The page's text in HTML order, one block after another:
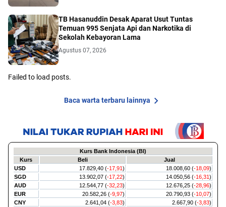
TB Hasanuddin Desak Aparat Usut Tuntas
Temuan 995 Senjata Api dan Narkotika di
Sekolah Kebayoran Lama
Agustus 07, 2026
Failed to load posts.
Baca warta terbaru lainnya